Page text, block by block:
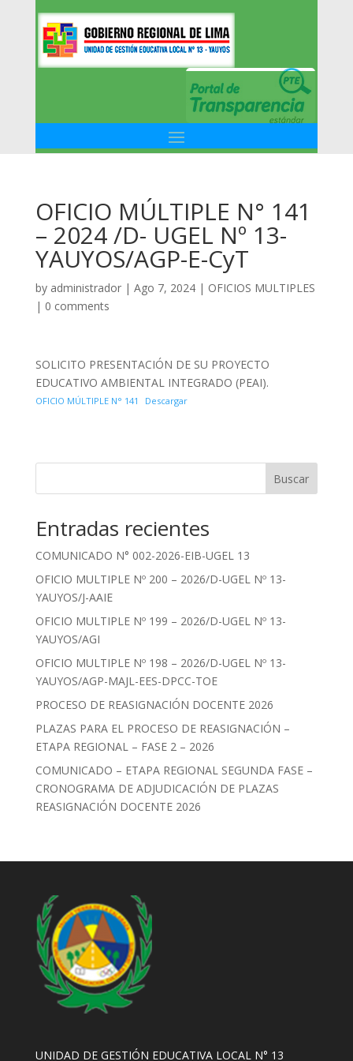
OFICIO MÚLTIPLE N° 141
– 2024 /D- UGEL Nº 13-
YAUYOS/AGP-E-CyT
by administrador| Ago 7, 2024| OFICIOS MULTIPLES
| 0 comments
SOLICITO PRESENTACIÓN DE SU PROYECTO
EDUCATIVO AMBIENTAL INTEGRADO (PEAI).
OFICIO MÚLTIPLE N° 141 Descargar
Buscar
Entradas recientes
COMUNICADO N° 002-2026-EIB-UGEL 13
OFICIO MULTIPLE Nº 200 – 2026/D-UGEL Nº 13-
YAUYOS/J-AAIE
OFICIO MULTIPLE Nº 199 – 2026/D-UGEL Nº 13-
YAUYOS/AGI
OFICIO MULTIPLE Nº 198 – 2026/D-UGEL Nº 13-
YAUYOS/AGP-MAJL-EES-DPCC-TOE
PROCESO DE REASIGNACIÓN DOCENTE 2026
PLAZAS PARA EL PROCESO DE REASIGNACIÓN –
ETAPA REGIONAL – FASE 2 – 2026
COMUNICADO – ETAPA REGIONAL SEGUNDA FASE –
CRONOGRAMA DE ADJUDICACIÓN DE PLAZAS
REASIGNACIÓN DOCENTE 2026
UNIDAD DE GESTIÓN EDUCATIVA LOCAL N° 13